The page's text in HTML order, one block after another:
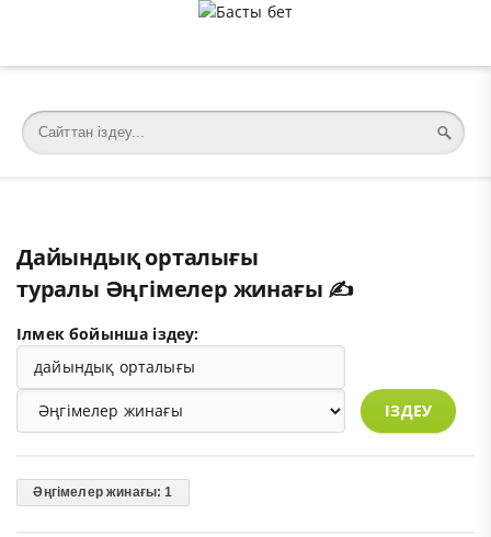
Дайындық орталығы
туралы Әңгімелер жинағы ✍️
Ілмек бойынша іздеу:
ІЗДЕУ
Әңгімелер жинағы: 1